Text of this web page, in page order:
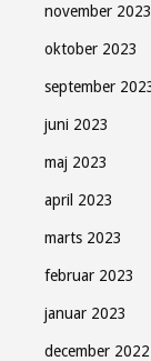
november 2023
oktober 2023
september
juni 2023
maj 2023
april 2023
marts 2023
februar 2023
januar 2023
december 2022